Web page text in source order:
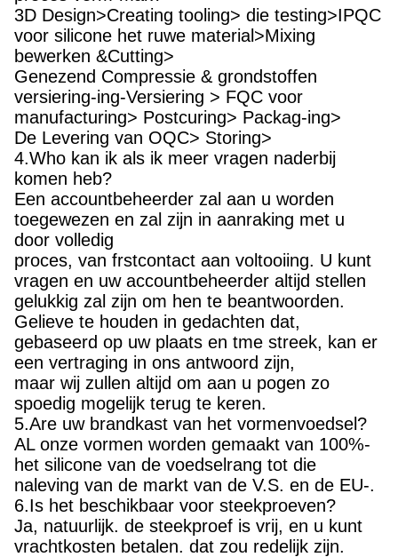
3D Design>Creating tooling> die testing>IPQC
voor silicone het ruwe material>Mixing
bewerken &Cutting>
Genezend Compressie & grondstoffen
versiering-ing-Versiering > FQC voor
manufacturing> Postcuring> Packag-ing>
De Levering van OQC> Storing>
4.Who kan ik als ik meer vragen naderbij
komen heb?
Een accountbeheerder zal aan u worden
toegewezen en zal zijn in aanraking met u
door volledig
proces, van frstcontact aan voltooiing. U kunt
vragen en uw accountbeheerder altijd stellen
gelukkig zal zijn om hen te beantwoorden.
Gelieve te houden in gedachten dat,
gebaseerd op uw plaats en tme streek, kan er
een vertraging in ons antwoord zijn,
maar wij zullen altijd om aan u pogen zo
spoedig mogelijk terug te keren.
5.Are uw brandkast van het vormenvoedsel?
AL onze vormen worden gemaakt van 100%-
het silicone van de voedselrang tot die
naleving van de markt van de V.S. en de EU-.
6.Is het beschikbaar voor steekproeven?
Ja, natuurlijk. de steekproef is vrij, en u kunt
vrachtkosten betalen. dat zou redelijk zijn.